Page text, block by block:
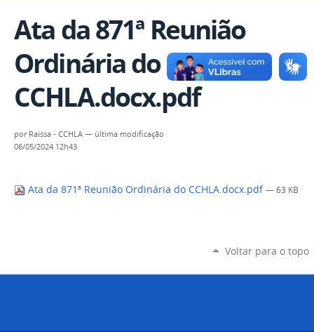
Ata da 871ª Reunião
Ordinária do
CCHLA.docx.pdf
por Raissa - CCHLA — última modificação
06/05/2024 12h43
Ata da 871ª Reunião Ordinária do CCHLA.docx.pdf — 63 KB
Voltar para o topo